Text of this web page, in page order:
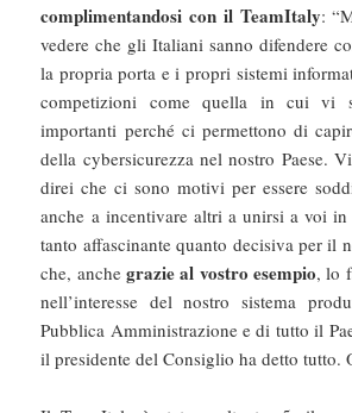
complimentandosi con il TeamItaly:
vedere che gli Italiani sanno difendere
la propria porta e i propri sistemi
competizioni come quella in cui vi
importanti perché ci permettono di
della cybersicurezza nel nostro Paese.
direi che ci sono motivi per essere
anche a incentivare altri a unirsi a voi in
tanto affascinante quanto decisiva per il
che, anchegrazie al vostro esempio, lo
nell’interesse del nostro sistema
Pubblica Amministrazione e di tutto il
il presidente del Consiglio ha detto tutto.